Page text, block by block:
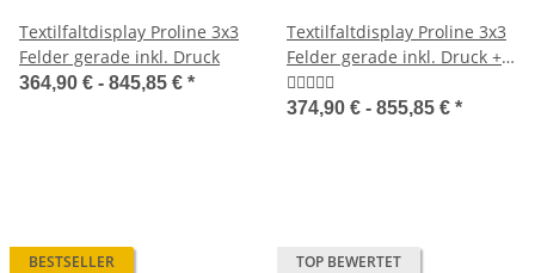
Textilfaltdisplay Proline 3x3
Felder gerade inkl. Druck
364,90 € - 845,85 € *
Textilfaltdisplay Proline 3x3
Felder gerade inkl. Druck +
Seitendruck
374,90 € - 855,85 € *
BESTSELLER TOP BEWERTET